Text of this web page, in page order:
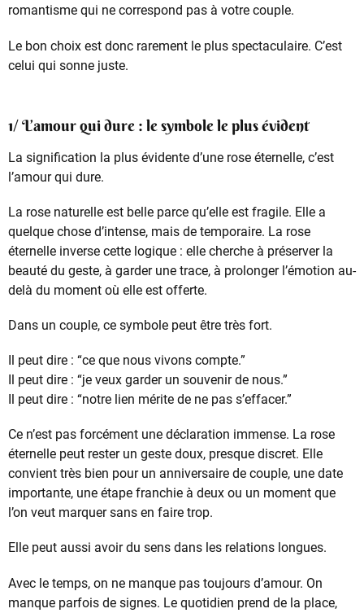
romantisme qui ne correspond pas à votre couple.
Le bon choix est donc rarement le plus spectaculaire. C’est
celui qui sonne juste.
1/ L’amour qui dure : le symbole le plus évident
La signification la plus évidente d’une rose éternelle, c’est
l’amour qui dure.
La rose naturelle est belle parce qu’elle est fragile. Elle a
quelque chose d’intense, mais de temporaire. La rose
éternelle inverse cette logique : elle cherche à préserver la
beauté du geste, à garder une trace, à prolonger l’émotion au-
delà du moment où elle est offerte.
Dans un couple, ce symbole peut être très fort.
Il peut dire : “ce que nous vivons compte.”
Il peut dire : “je veux garder un souvenir de nous.”
Il peut dire : “notre lien mérite de ne pas s’effacer.”
Ce n’est pas forcément une déclaration immense. La rose
éternelle peut rester un geste doux, presque discret. Elle
convient très bien pour un anniversaire de couple, une date
importante, une étape franchie à deux ou un moment que
l’on veut marquer sans en faire trop.
Elle peut aussi avoir du sens dans les relations longues.
Avec le temps, on ne manque pas toujours d’amour. On
manque parfois de signes. Le quotidien prend de la place,